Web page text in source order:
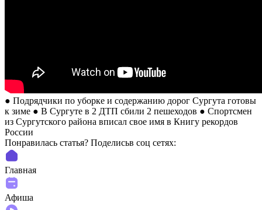
● Подрядчики по уборке и содержанию дорог Сургута готовы
к зиме ● В Сургуте в 2 ДТП сбили 2 пешеходов ● Спортсмен
из Сургутского района вписал свое имя в Книгу рекордов
России
Понравилась статья? Поделиcьв соц сетях:
Главная
Афиша